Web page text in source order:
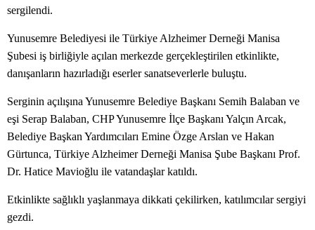
sergilendi.
Yunusemre Belediyesi ile Türkiye Alzheimer Derneği Manisa
Şubesi iş birliğiyle açılan merkezde gerçekleştirilen etkinlikte,
danışanların hazırladığı eserler sanatseverlerle buluştu.
Serginin açılışına Yunusemre Belediye Başkanı Semih Balaban ve
eşi Serap Balaban, CHP Yunusemre İlçe Başkanı Yalçın Arcak,
Belediye Başkan Yardımcıları Emine Özge Arslan ve Hakan
Gürtunca, Türkiye Alzheimer Derneği Manisa Şube Başkanı Prof.
Dr. Hatice Mavioğlu ile vatandaşlar katıldı.
Etkinlikte sağlıklı yaşlanmaya dikkati çekilirken, katılımcılar sergiyi
gezdi.